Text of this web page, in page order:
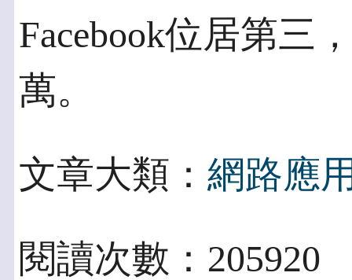
Facebook位居第三
萬。
文章大類： 網路應
閱讀次數：